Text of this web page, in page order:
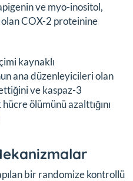
ve myo-inositol,
COX-2 proteinine
kaynaklı
ana düzenleyicileri olan
ve kaspaz-3
ölümünü azalttığını
bir randomize kontrollü